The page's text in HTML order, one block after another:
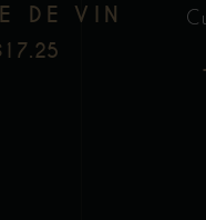
DE VIN
17.25